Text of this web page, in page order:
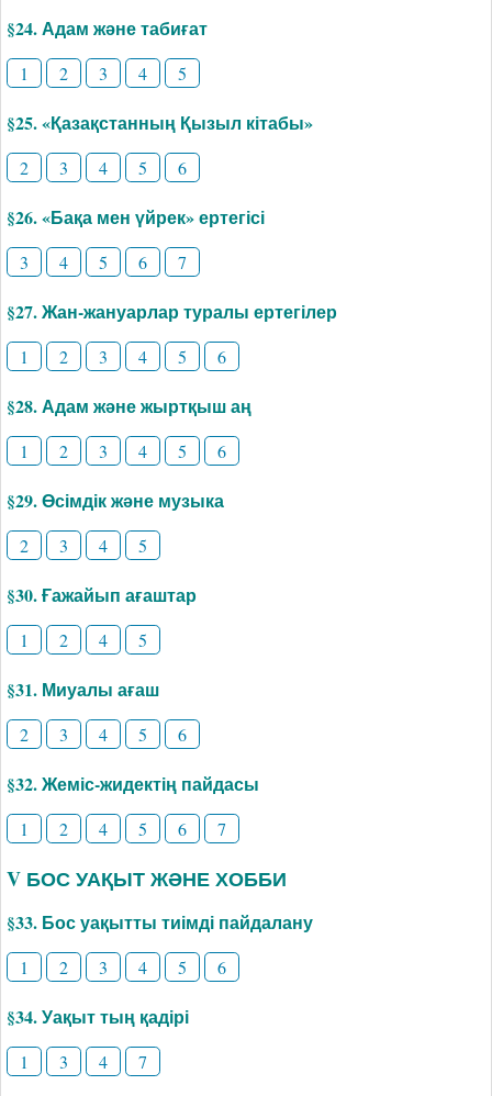
§24. Адам және табиғат
1 2 3 4 5
§25. «Қазақстанның Қызыл кітабы»
2 3 4 5 6
§26. «Бақа мен үйрек» ертегісі
3 4 5 6 7
§27. Жан-жануарлар туралы ертегілер
1 2 3 4 5 6
§28. Адам және жыртқыш аң
1 2 3 4 5 6
§29. Өсімдік және музыка
2 3 4 5
§30. Ғажайып ағаштар
1 2 4 5
§31. Миуалы ағаш
2 3 4 5 6
§32. Жеміс-жидектің пайдасы
1 2 4 5 6 7
V БОС УАҚЫТ ЖӘНЕ ХОББИ
§33. Бос уақытты тиімді пайдалану
1 2 3 4 5 6
§34. Уақыт тың қадірі
1 3 4 7